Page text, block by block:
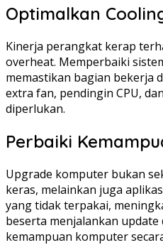
Optimalkan
Kinerja perangkat kerap
overheat. Memperbaiki
memastikan bagian bekerja
extra fan, pendingin CPU,
diperlukan.
Perbaiki
Upgrade komputer bukan
keras, melainkan juga
yang tidak terpakai,
beserta menjalankan
kemampuan komputer